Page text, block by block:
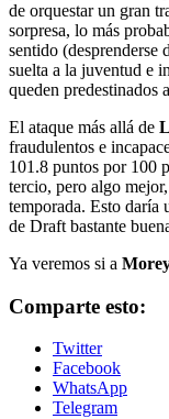
de orquestar un gran
sorpresa, lo más
sentido (desprenderse
suelta a la juventud e
queden predestinados
El ataque más allá de
fraudulentos e
101.8 puntos por 100
tercio, pero algo
temporada. Esto daría
de Draft bastante
Ya veremos si a
Comparte esto:
Twitter
Facebook
WhatsApp
Telegram